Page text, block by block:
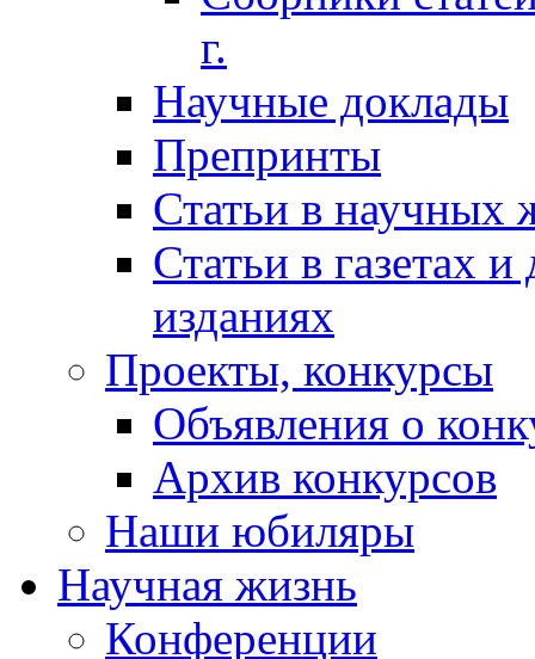
г.
Научные доклады
Препринты
Статьи в научных
Статьи в газетах
изданиях
Проекты, конкурсы
Объявления о
Архив конкурсов
Наши юбиляры
Научная жизнь
Конференции